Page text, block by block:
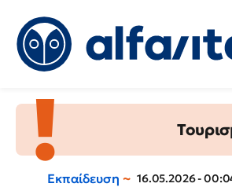
Εκπαίδευση 16.05.2026 -